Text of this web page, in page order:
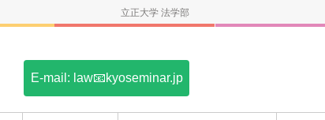
E-mail: law📧kyoseminar.jp
立正大学 法学部